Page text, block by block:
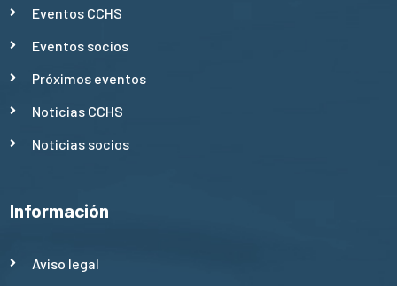
Eventos CCHS
Eventos socios
Próximos eventos
Noticias CCHS
Noticias socios
Información
Aviso legal